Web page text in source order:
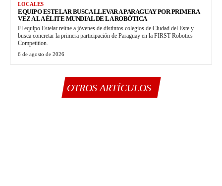
LOCALES
EQUIPO ESTELAR BUSCA LLEVAR A PARAGUAY POR PRIMERA
VEZ A LA ÉLITE MUNDIAL DE LA ROBÓTICA
El equipo Estelar reúne a jóvenes de distintos colegios de Ciudad del Este y
busca concretar la primera participación de Paraguay en la FIRST Robotics
Competition.
6 de agosto de 2026
OTROS ARTÍCULOS